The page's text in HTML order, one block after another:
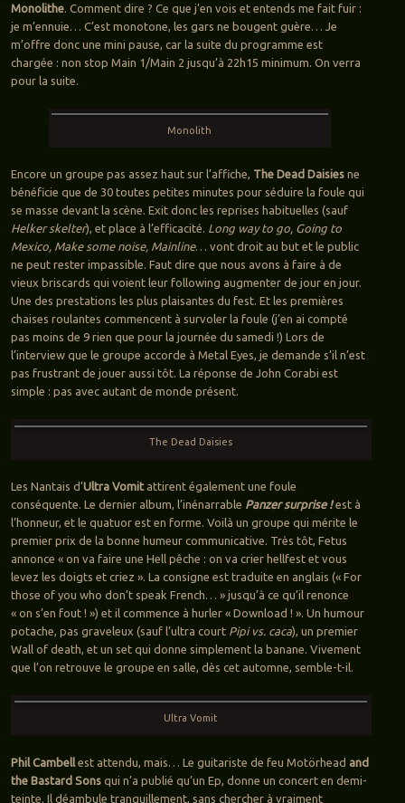
Monolithe. Comment dire ? Ce que j’en vois et entends me fait fuir :
je m’ennuie… C’est monotone, les gars ne bougent guère… Je
m’offre donc une mini pause, car la suite du programme est
chargée : non stop Main 1/Main 2 jusqu’à 22h15 minimum. On verra
pour la suite.
Monolith
Encore un groupe pas assez haut sur l’affiche, The Dead Daisiesne
bénéficie que de 30 toutes petites minutes pour séduire la foule qui
se masse devant la scène. Exit donc les reprises habituelles (sauf
Helker skelter), et place à l’efficacité. Long way to go, Going to
Mexico, Make some noise, Mainline… vont droit au but et le public
ne peut rester impassible. Faut dire que nous avons à faire à de
vieux briscards qui voient leur following augmenter de jour en jour.
Une des prestations les plus plaisantes du fest. Et les premières
chaises roulantes commencent à survoler la foule (j’en ai compté
pas moins de 9 rien que pour la journée du samedi !) Lors de
l’interview que le groupe accorde à Metal Eyes, je demande s’il n’est
pas frustrant de jouer aussi tôt. La réponse de John Corabi est
simple : pas avec autant de monde présent.
The Dead Daisies
Les Nantais d’Ultra Vomitattirent également une foule
conséquente. Le dernier album, l’inénarrable Panzer surprise !est à
l’honneur, et le quatuor est en forme. Voilà un groupe qui mérite le
premier prix de la bonne humeur communicative. Très tôt, Fetus
annonce « on va faire une Hell pêche : on va crier hellfest et vous
levez les doigts et criez ». La consigne est traduite en anglais (« For
those of you who don’t speak French… » jusqu’à ce qu’il renonce
« on s’en fout ! ») et il commence à hurler « Download ! ». Un humour
potache, pas graveleux (sauf l’ultra court Pipi vs. caca), un premier
Wall of death, et un set qui donne simplement la banane. Vivement
que l’on retrouve le groupe en salle, dès cet automne, semble-t-il.
Ultra Vomit
Phil Cambell est attendu, mais… Le guitariste de feu Motörhead and
the Bastard Sonsqui n’a publié qu’un Ep, donne un concert en demi-
teinte. Il déambule tranquillement, sans chercher à vraiment